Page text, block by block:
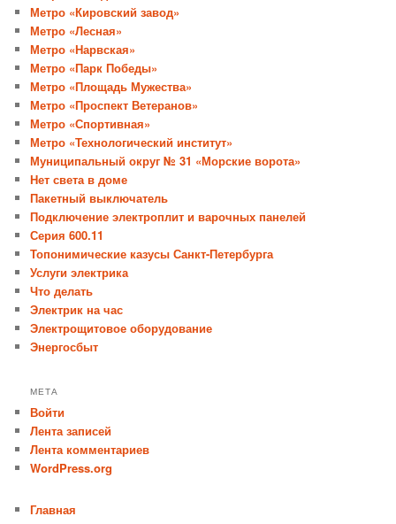
Метро «Кировский завод»
Метро «Лесная»
Метро «Нарвская»
Метро «Парк Победы»
Метро «Площадь Мужества»
Метро «Проспект Ветеранов»
Метро «Спортивная»
Метро «Технологический институт»
Муниципальный округ № 31 «Морские ворота»
Нет света в доме
Пакетный выключатель
Подключение электроплит и варочных панелей
Серия 600.11
Топонимические казусы Санкт-Петербурга
Услуги электрика
Что делать
Электрик на час
Электрощитовое оборудование
Энергосбыт
МЕТА
Войти
Лента записей
Лента комментариев
WordPress.org
Главная